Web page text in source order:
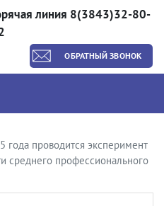
линия 8(3843)32-80-
ОБРАТНЫЙ ЗВОНОК
года проводится эксперимент
среднего профессионального